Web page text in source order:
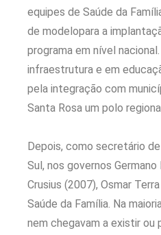
equipes de Saúde da
de modelopara a
programa em nível
infraestrutura e em
pela integração com
Santa Rosa um polo
Depois, como secretário
Sul, nos governos
Crusius (2007), Osmar
Saúde da Família. Na
nem chegavam a existir ou